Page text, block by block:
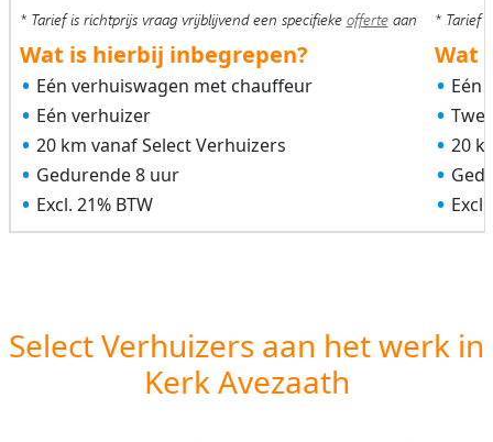
* Tarief is richtprijs vraag vrijblijvend een specifieke offerteaan
Wat is hierbij inbegrepen?
Eén verhuiswagen met chauffeur
Eén verhuizer
20 km vanaf Select Verhuizers
Gedurende 8 uur
Excl. 21% BTW
* Tarief
Wat
Eén
20
Excl.
Select Verhuizers aan het werk in
Kerk Avezaath